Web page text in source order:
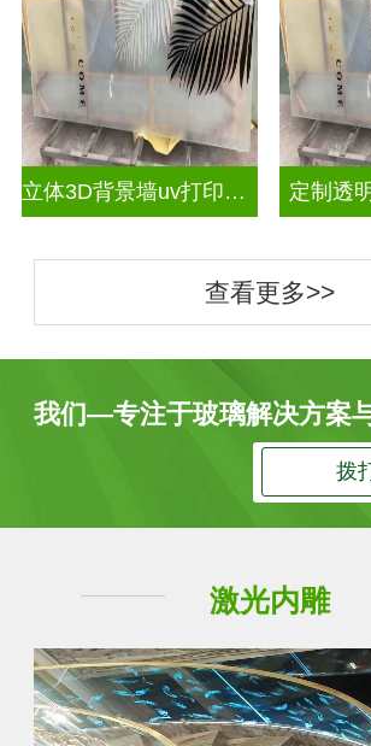
立体3D背景墙uv打印玻璃 定制透
查看更多>>
我们—专注于玻璃解决方案
拨
激光内雕